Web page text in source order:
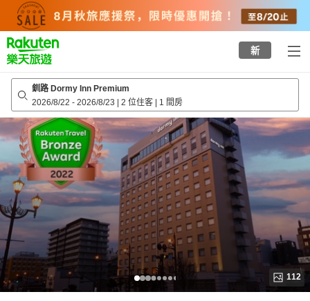
top
page
新
釧路 Dormy Inn Premium
2026/8/22 - 2026/8/23 | 2 位住客 | 1 間房
112